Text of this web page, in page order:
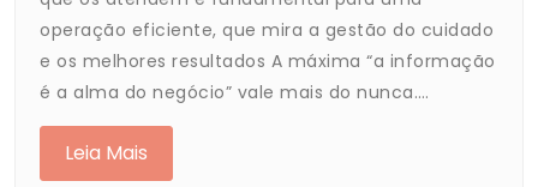
operação eficiente, que mira a gestão do cuidado
e os melhores resultados A máxima “a informação
é a alma do negócio” vale mais do nunca.…
Leia Mais